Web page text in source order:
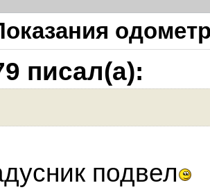
писал(а):
подвел